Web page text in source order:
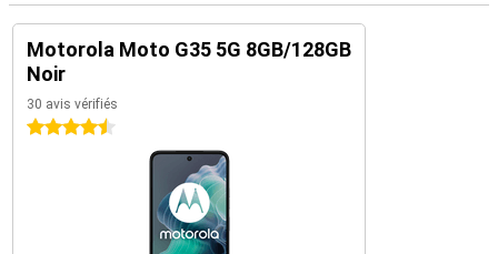
Motorola Moto G35 5G 8GB/128GB
Noir
30 avis vérifiés
4.5 étoiles